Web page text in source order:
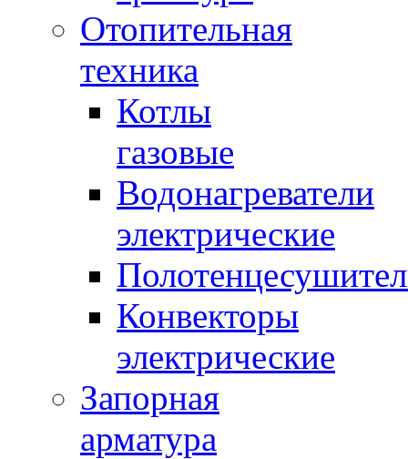
Отопительная
техника
Котлы
газовые
Водонагреватели
электрические
Конвекторы
электрические
Запорная
арматура